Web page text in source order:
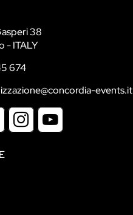
38
- ITALY
674
events.it